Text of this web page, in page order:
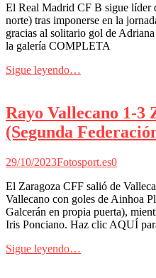
El Real Madrid CF B sigue líder
norte) tras imponerse en la
gracias al solitario gol de
la galería COMPLETA
Sigue leyendo…
Rayo Vallecano 1-3
(Segunda
29/10/2023Fotosport.es0
El Zaragoza CFF salió de
Vallecano con goles de Ainhoa
Galcerán en propia puerta),
Iris Ponciano. Haz clic AQUÍ
Sigue leyendo…